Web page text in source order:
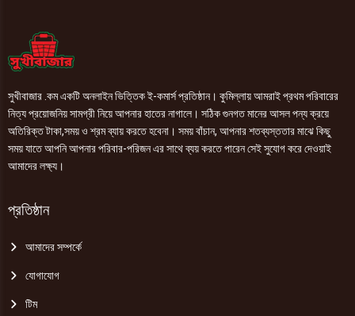
সুখীবাজার .কম একটি অনলাইন ভিত্তিক ই-কমার্স প্রতিষ্ঠান। কুমিল্লায় আমরাই প্রথম পরিবারের
নিত্য প্রয়োজনিয় সামগ্রী নিয়ে আপনার হাতের নাগালে। সঠিক গুনগত মানের আসল পন্য ক্রয়ে
অতিরিক্ত টাকা,সময় ও শ্রম ব্যায় করতে হবেনা। সময় বাঁচান, আপনার শতব্যস্ততার মাঝে কিছু
সময় যাতে আপনি আপনার পরিবার-পরিজন এর সাথে ব্যয় করতে পারেন সেই সুযোগ করে দেওয়াই
আমাদের লক্ষ্য।
প্রতিষ্ঠান
আমাদের সম্পর্কে
যোগাযোগ
টিম